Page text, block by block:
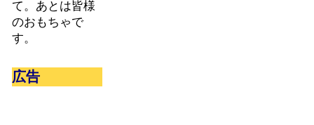
て。あとは皆様
のおもちゃで
す。
広告